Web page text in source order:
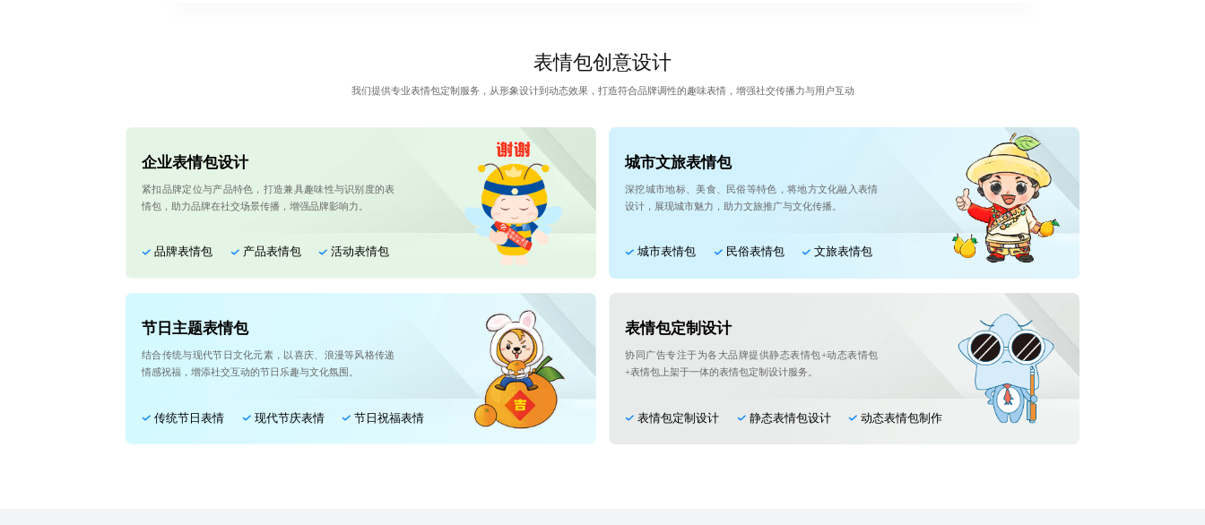
表情包创意设计
我们提供专业表情包定制服务，从形象设计到动态效果，打造符合品牌调性的趣味表情，增强社交传播力与用户互动
企业表情包设计
紧扣品牌定位与产品特色，打造兼具趣味性与识别度的表
情包，助力品牌在社交场景传播，增强品牌影响力。
品牌表情包 产品表情包 活动表情包
城市文旅表情包
深挖城市地标、美食、民俗等特色，将地方文化融入表情
设计，展现城市魅力，助力文旅推广与文化传播。
城市表情包 民俗表情包 文旅表情包
节日主题表情包
结合传统与现代节日文化元素，以喜庆、浪漫等风格传递
情感祝福，增添社交互动的节日乐趣与文化氛围。
传统节日表情 现代节庆表情 节日祝福表情
表情包定制设计
协同广告专注于为各大品牌提供静态表情包+动态表情包
+表情包上架于一体的表情包定制设计服务。
表情包定制设计 静态表情包设计 动态表情包制作